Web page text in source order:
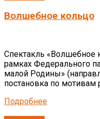
Волшебное кольцо
Спектакль «Волшебное
рамках Федерального
малой Родины»
постановка по мотивам
Подробнее